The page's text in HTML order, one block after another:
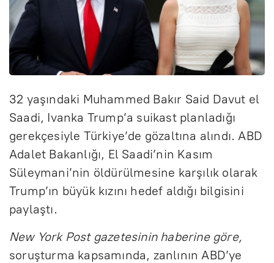
32 yaşındaki Muhammed Bakır Said Davut el
Saadi, Ivanka Trump’a suikast planladığı
gerekçesiyle Türkiye’de gözaltına alındı. ABD
Adalet Bakanlığı, El Saadi’nin Kasım
Süleymani’nin öldürülmesine karşılık olarak
Trump’ın büyük kızını hedef aldığı bilgisini
paylaştı.
New York Post gazetesinin haberine göre,
soruşturma kapsamında, zanlının ABD’ye